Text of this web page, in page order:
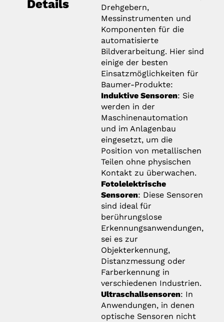
Details
Drehgebern,
Messinstrumenten und
Komponenten für die
automatisierte
Bildverarbeitung. Hier sind
einige der besten
Einsatzmöglichkeiten für
Baumer-Produkte:
Induktive Sensoren: Sie
werden in der
Maschinenautomation
und im Anlagenbau
eingesetzt, um die
Position von metallischen
Teilen ohne physischen
Kontakt zu überwachen.
Fotolelektrische
Sensoren: Diese Sensoren
sind ideal für
berührungslose
Erkennungsanwendungen,
sei es zur
Objekterkennung,
Distanzmessung oder
Farberkennung in
verschiedenen Industrien.
Ultraschallsensoren: In
Anwendungen, in denen
optische Sensoren nicht